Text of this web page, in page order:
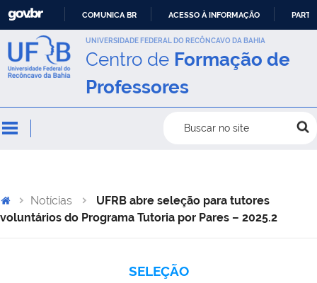
IR
PARA
CONTEÚDO
COMUNICA BR ACESSO À INFORMAÇÃO
UNIVERSIDADE FEDERAL DO RECÔNCAVO DA BAHIA
Centro de Formação de
Professores
Buscar no site
Notícias
UFRB abre seleção para tutores
voluntários do Programa Tutoria por Pares – 2025.2
SELEÇÃO